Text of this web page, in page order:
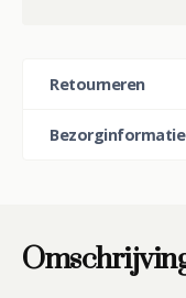
Retourneren
Bezorginformatie